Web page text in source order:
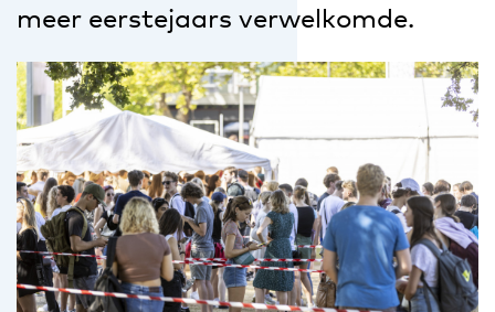
meer eerstejaars verwelkomde.